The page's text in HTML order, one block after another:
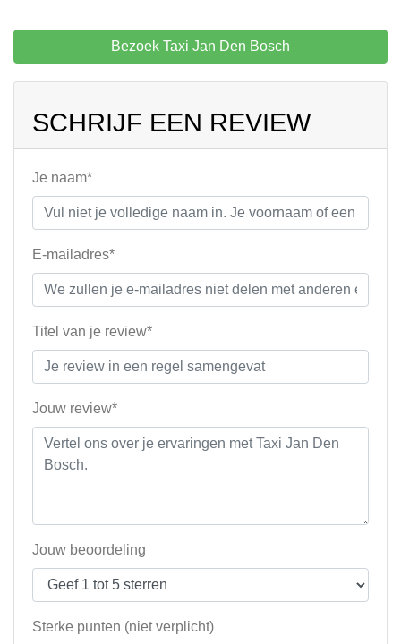
Bezoek Taxi Jan Den Bosch
SCHRIJF EEN REVIEW
Je naam*
E-mailadres*
Titel van je review*
Jouw review*
Jouw beoordeling
Sterke punten (niet verplicht)